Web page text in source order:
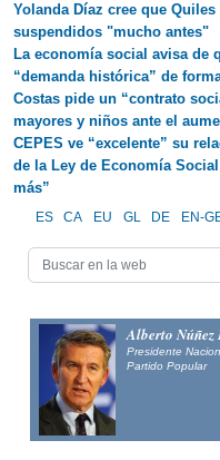
Yolanda Díaz cree que
suspendidos "mucho antes"
La economía social avisa de
“demanda histórica” de
Costas pide un “contrato
mayores y niños ante el
CEPES ve “excelente” su
de la Ley de Economía
más”
ES CA EU GL DE EN-
Alberto Núñez
Presidente
Partido Popular